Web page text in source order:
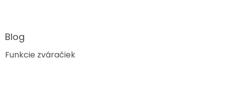
Blog
Funkcie zváračiek